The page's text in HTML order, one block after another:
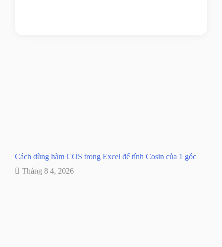
Cách dùng hàm COS trong Excel để tính Cosin của 1 góc
Tháng 8 4, 2026